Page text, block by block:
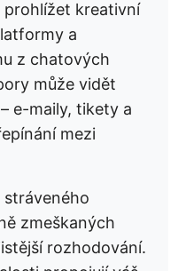
kreativní
a
z chatových
může vidět
e-maily, tikety a
mezi
stráveného
zmeškaných
rozhodování.